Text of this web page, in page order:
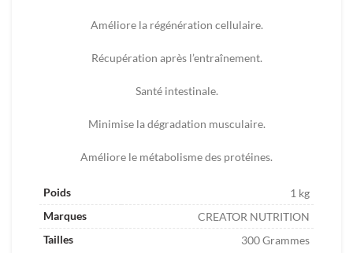
Améliore la régénération cellulaire.
Récupération après l’entraînement.
Santé intestinale.
Minimise la dégradation musculaire.
Améliore le métabolisme des protéines.
Poids
1 kg
Marques
CREATOR NUTRITION
Tailles
300 Grammes